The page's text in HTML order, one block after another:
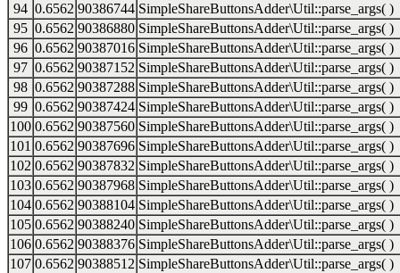
94 0.6562 90386744 SimpleShareButtonsAdder\Util::parse_args( )
95 0.6562 90386880 SimpleShareButtonsAdder\Util::parse_args( )
96 0.6562 90387016 SimpleShareButtonsAdder\Util::parse_args( )
97 0.6562 90387152 SimpleShareButtonsAdder\Util::parse_args( )
98 0.6562 90387288 SimpleShareButtonsAdder\Util::parse_args( )
99 0.6562 90387424 SimpleShareButtonsAdder\Util::parse_args( )
100 0.6562 90387560 SimpleShareButtonsAdder\Util::parse_args( )
101 0.6562 90387696 SimpleShareButtonsAdder\Util::parse_args( )
102 0.6562 90387832 SimpleShareButtonsAdder\Util::parse_args( )
103 0.6562 90387968 SimpleShareButtonsAdder\Util::parse_args( )
104 0.6562 90388104 SimpleShareButtonsAdder\Util::parse_args( )
105 0.6562 90388240 SimpleShareButtonsAdder\Util::parse_args( )
106 0.6562 90388376 SimpleShareButtonsAdder\Util::parse_args( )
107 0.6562 90388512 SimpleShareButtonsAdder\Util::parse_args( )